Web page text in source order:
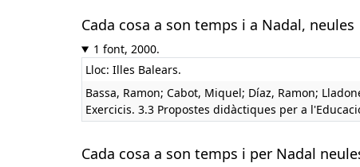
Cada cosa a son temps i a Nadal, neules
1 font, 2000.
Lloc: Illes Balears.
Bassa, Ramon; Cabot, Miquel; Díaz, Ramon;
Exercicis. 3.3 Propostes didàctiques per a
Cada cosa a son temps i per Nadal